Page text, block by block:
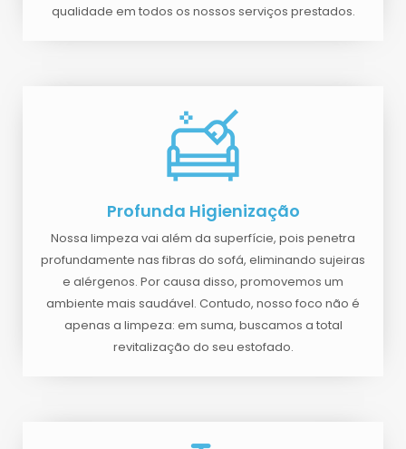
qualidade em todos os nossos serviços prestados.
Profunda Higienização
Nossa limpeza vai além da superfície, pois penetra
profundamente nas fibras do sofá, eliminando sujeiras
e alérgenos. Por causa disso, promovemos um
ambiente mais saudável. Contudo, nosso foco não é
apenas a limpeza: em suma, buscamos a total
revitalização do seu estofado.